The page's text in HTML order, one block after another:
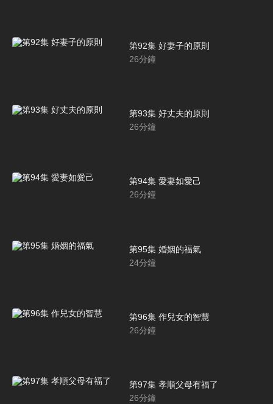
第92集 好妻子的原則
26分鐘
第93集 好丈夫的原則
26分鐘
第94集 愛妻如愛己
26分鐘
第95集 婚姻的福氣
24分鐘
第96集 作兒女的智慧
26分鐘
第97集 孝順父母有福了
26分鐘